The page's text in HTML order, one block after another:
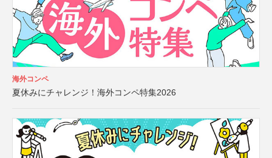
海外コンペ
夏休みにチャレンジ！海外コンペ特集2026